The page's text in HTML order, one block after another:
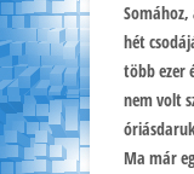
hét
több ezer
nem volt
Ma már